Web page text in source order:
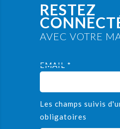
RESTEZ
AVEC VOTRE
EMAIL *
Les champs suivis
obligatoires